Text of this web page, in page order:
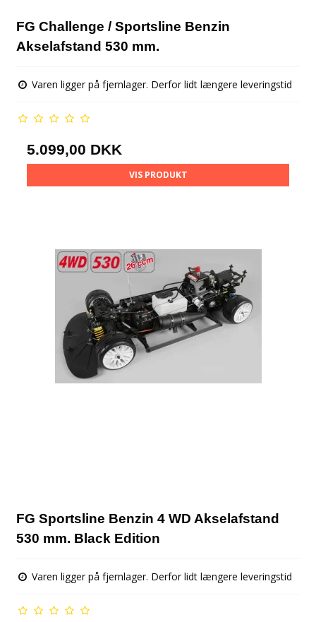
FG Challenge / Sportsline Benzin
Akselafstand 530 mm.
Varen ligger på fjernlager. Derfor lidt længere leveringstid
5.099,00 DKK
VIS PRODUKT
FG Sportsline Benzin 4 WD Akselafstand
530 mm. Black Edition
Varen ligger på fjernlager. Derfor lidt længere leveringstid